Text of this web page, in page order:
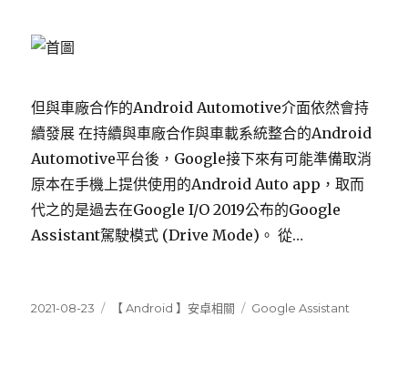
但與車廠合作的Android Automotive介面依然會持
續發展 在持續與車廠合作與車載系統整合的Android
Automotive平台後，Google接下來有可能準備取消
原本在手機上提供使用的Android Auto app，取而
代之的是過去在Google I/O 2019公布的Google
Assistant駕駛模式 (Drive Mode)。 從…
發
2021-08-23
分【 Android 】安卓相關
標
Google Assistant